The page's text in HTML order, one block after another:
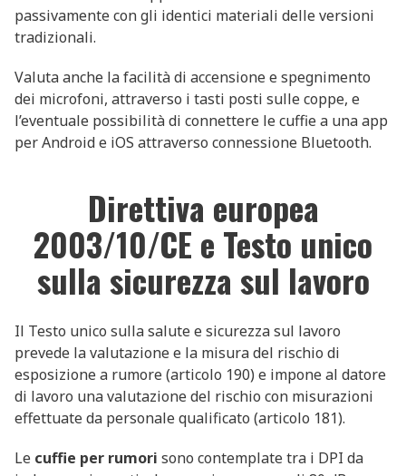
passivamente con gli identici materiali delle versioni
tradizionali.
Valuta anche la facilità di accensione e spegnimento
dei microfoni, attraverso i tasti posti sulle coppe, e
l’eventuale possibilità di connettere le cuffie a una app
per Android e iOS attraverso connessione Bluetooth.
Direttiva europea
2003/10/CE e Testo unico
sulla sicurezza sul lavoro
Il Testo unico sulla salute e sicurezza sul lavoro
prevede la valutazione e la misura del rischio di
esposizione a rumore (articolo 190) e impone al datore
di lavoro una valutazione del rischio con misurazioni
effettuate da personale qualificato (articolo 181).
Le cuffie per rumori sono contemplate tra i DPI da